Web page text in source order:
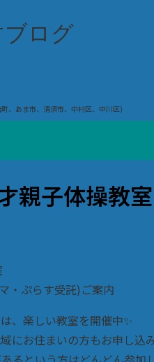
ログ
、あま市、清須市、中村区、中川区)
親子体操教
・ぷらす受託)ご案内
、楽しい教室を開催中✨
にお住まいの方もお申し込